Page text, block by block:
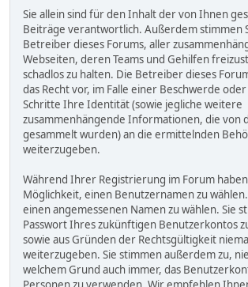
Sie allein sind für den Inhalt der von Ihnen
Beiträge verantwortlich. Außerdem stimmen
Betreiber dieses Forums, aller
Webseiten, deren Teams und Gehilfen
schadlos zu halten. Die Betreiber dieses
das Recht vor, im Falle einer Beschwerde
Schritte Ihre Identität (sowie jegliche weitere
zusammenhängende Informationen, die von
gesammelt wurden) an die ermittelnden
weiterzugeben.
Während Ihrer Registrierung im Forum haben
Möglichkeit, einen Benutzernamen zu
einen angemessenen Namen zu wählen. Sie
Passwort Ihres zukünftigen Benutzerkontos
sowie aus Gründen der Rechtsgültigkeit
weiterzugeben. Sie stimmen außerdem zu,
welchem Grund auch immer, das